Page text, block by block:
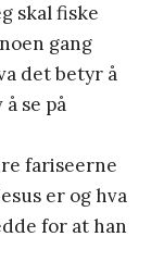
skal fiske
gang
det betyr å
se på
fariseerne
er og hva
for at han